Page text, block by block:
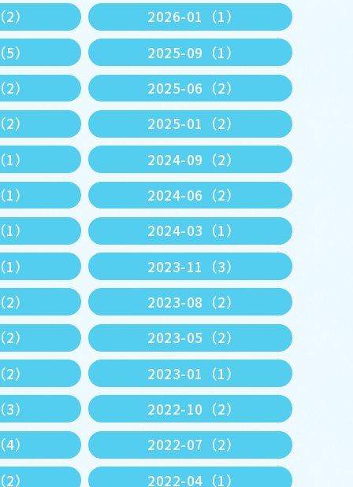
）
2026-01（1）
）
2025-09（1）
）
2025-06（2）
）
2025-01（2）
）
2024-09（2）
）
2024-06（2）
）
2024-03（1）
）
2023-11（3）
）
2023-08（2）
）
2023-05（2）
）
2023-01（1）
）
2022-10（2）
）
2022-07（2）
）
2022-04（1）